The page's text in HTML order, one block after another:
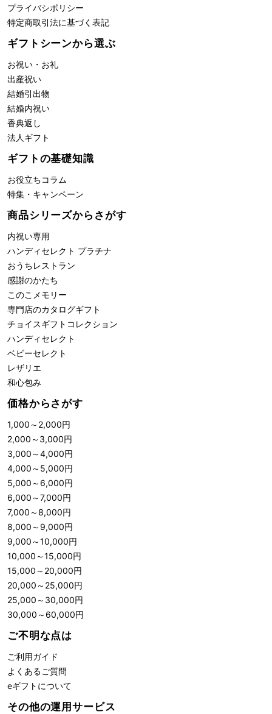
プライバシポリシー
特定商取引法に基づく表記
ギフトシーンから選ぶ
お祝い・お礼
出産祝い
結婚引出物
結婚内祝い
香典返し
法人ギフト
ギフトの基礎知識
お役立ちコラム
特集・キャンペーン
商品シリーズからさがす
内祝い専用
ハンディセレクト プラチナ
おうちレストラン
感謝のかたち
このこメモリー
専門店のカタログギフト
チョイスギフトコレクション
ハンディセレクト
ベビーセレクト
レザリエ
和心包み
価格からさがす
1,000 ～ 2,000円
2,000 ～ 3,000円
3,000 ～4,000円
4,000 ～ 5,000円
5,000 ～ 6,000円
6,000 ～7,000円
7,000 ～8,000円
8,000 ～ 9,000円
9,000 ～10,000円
10,000 ～15,000円
15,000 ～ 20,000円
20,000 ～ 25,000円
25,000 ～ 30,000円
30,000 ～ 60,000円
ご不明な点は
ご利用ガイド
よくあるご質問
eギフトについて
その他の運用サービス